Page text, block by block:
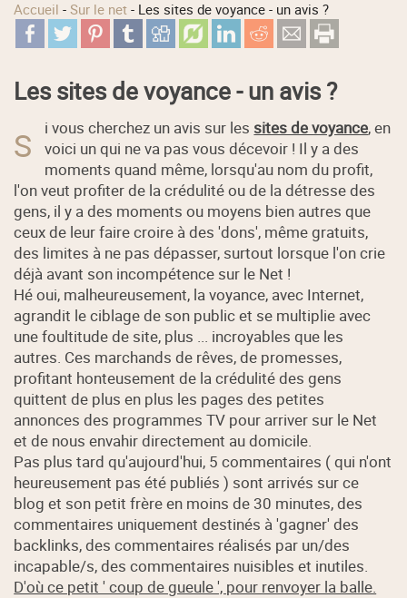
Accueil -Sur le net - Les sites de voyance - un avis ?
Les sites de voyance - un avis ?
S i vous cherchez un avis sur les sites de voyance, en
voici un qui ne va pas vous décevoir ! Il y a des
moments quand même, lorsqu'au nom du profit,
l'on veut profiter de la crédulité ou de la détresse des
gens, il y a des moments ou moyens bien autres que
ceux de leur faire croire à des 'dons', même gratuits,
des limites à ne pas dépasser, surtout lorsque l'on crie
déjà avant son incompétence sur le Net !
Hé oui, malheureusement, la voyance, avec Internet,
agrandit le ciblage de son public et se multiplie avec
une foultitude de site, plus ... incroyables que les
autres. Ces marchands de rêves, de promesses,
profitant honteusement de la crédulité des gens
quittent de plus en plus les pages des petites
annonces des programmes TV pour arriver sur le Net
et de nous envahir directement au domicile.
Pas plus tard qu'aujourd'hui, 5 commentaires ( qui n'ont
heureusement pas été publiés ) sont arrivés sur ce
blog et son petit frère en moins de 30 minutes, des
commentaires uniquement destinés à 'gagner' des
backlinks, des commentaires réalisés par un/des
incapable/s, des commentaires nuisibles et inutiles.
D'où ce petit ' coup de gueule ', pour renvoyer la balle.